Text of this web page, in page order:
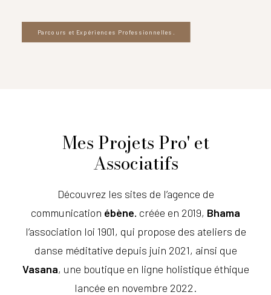
Parcours et Expériences Professionnelles.
Mes Projets Pro' et
Associatifs
Découvrez les sites de l’agence de
communication ébène. créée en 2019, Bhama
l’association loi 1901, qui propose des ateliers de
danse méditative depuis juin 2021, ainsi que
Vasana, une boutique en ligne holistique éthique
lancée en novembre 2022.